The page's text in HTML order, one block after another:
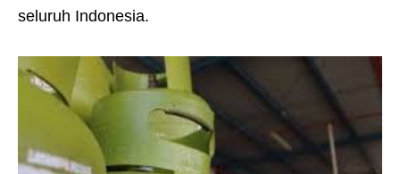
seluruh Indonesia.